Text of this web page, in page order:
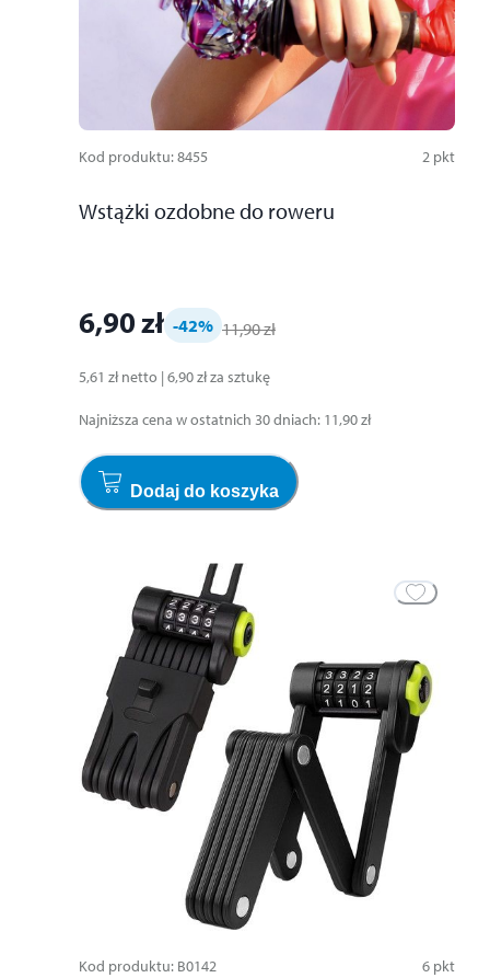
Kod produktu:8455 2 pkt
Wstążki ozdobne do roweru
6,90 zł -42% 11,90 zł
5,61 zł netto | 6,90 złza sztukę
Najniższa cena w ostatnich 30 dniach: 11,90 zł
Dodaj do koszyka
Kod produktu: B0142 6 pkt